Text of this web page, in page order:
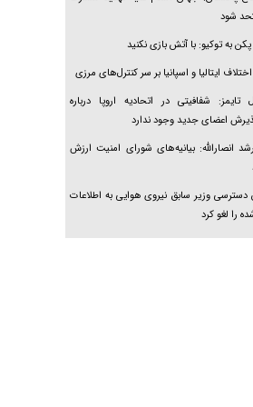
شود
به توکیو: با آتش بازی نکنید
ایتالیا و اسپانیا بر سر کنترل‌های مرزی
تایمز: شفافیتی در اتحادیه اروپا درباره
اعضای جدید وجود ندارد
انصارالله: بیانیه‌های شورای امنیت ارزش
دسترسی وزیر سابق نیروی هوایی به اطلاعات
را لغو کرد